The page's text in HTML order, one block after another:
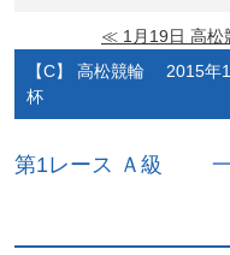
≪ 1月19日 高松
【C】 高松競輪 2015
杯
第1レース Ａ級